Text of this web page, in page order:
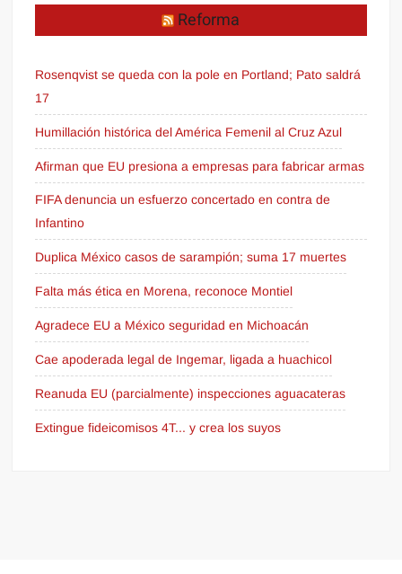
Reforma
Rosenqvist se queda con la pole en Portland; Pato saldrá
17
Humillación histórica del América Femenil al Cruz Azul
Afirman que EU presiona a empresas para fabricar armas
FIFA denuncia un esfuerzo concertado en contra de
Infantino
Duplica México casos de sarampión; suma 17 muertes
Falta más ética en Morena, reconoce Montiel
Agradece EU a México seguridad en Michoacán
Cae apoderada legal de Ingemar, ligada a huachicol
Reanuda EU (parcialmente) inspecciones aguacateras
Extingue fideicomisos 4T... y crea los suyos